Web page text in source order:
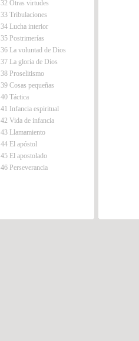
32 Otras virtudes
33 Tribulaciones
34 Lucha interior
35 Postrimerías
36 La voluntad de Dios
37 La gloria de Dios
38 Proselitismo
39 Cosas pequeñas
40 Táctica
41 Infancia espiritual
42 Vida de infancia
43 Llamamiento
44 El apóstol
45 El apostolado
46 Perseverancia